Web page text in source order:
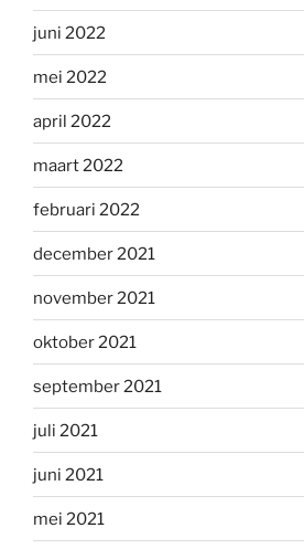
juni 2022
mei 2022
april 2022
maart 2022
februari 2022
december 2021
november 2021
oktober 2021
september 2021
juli 2021
juni 2021
mei 2021